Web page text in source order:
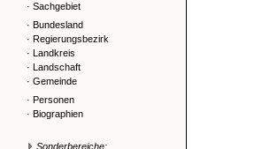
· Sachgebiet
· Bundesland
· Regierungsbezirk
· Landkreis
· Landschaft
· Gemeinde
· Personen
· Biographien
Sonderbereiche: